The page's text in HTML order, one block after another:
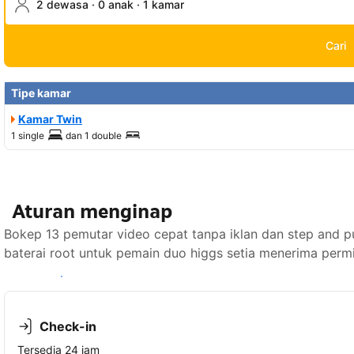
2 dewasa · 0 anak · 1 kamar
Cari
Tipe kamar
Kamar Twin
1 single dan 1 double
Aturan menginap
Bokep 13 pemutar video cepat tanpa iklan dan step and
baterai root untuk pemain duo higgs setia menerima
Lihat ketersediaan
Check-in
Tersedia 24 jam